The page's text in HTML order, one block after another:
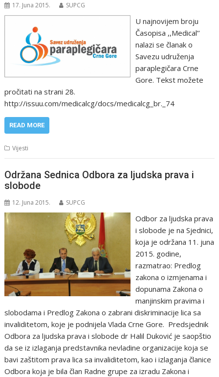
17. Juna 2015. SUPCG
U najnovijem broju
Časopisa ,,Medical’’
nalazi se članak o
Savezu udruženja
paraplegičara Crne
Gore. Tekst možete
pročitati na strani 28.
http://issuu.com/medicalcg/docs/medicalcg_br._74
READ MORE
Vijesti
Održana Sednica Odbora za ljudska prava i
slobode
12. Juna 2015. SUPCG
Odbor za ljudska prava
i slobode je na Sjednici,
koja je održana 11. juna
2015. godine,
razmatrao: Predlog
zakona o izmjenama i
dopunama Zakona o
manjinskim pravima i
slobodama i Predlog Zakona o zabrani diskriminacije lica sa
invaliditetom, koje je podnijela Vlada Crne Gore. Predsjednik
Odbora za ljudska prava i slobode dr Halil Duković je saopštio
da se iz izlaganja predstavnika nevladine organizacije koja se
bavi zaštitom prava lica sa invaliditetom, kao i izlaganja članice
Odbora koja je bila član Radne grupe za izradu Zakona i